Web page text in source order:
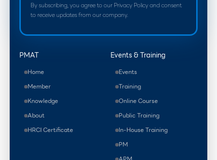
By subscribing, you agree to our Privacy Policy and consent
to receive updates from our company.
PMAT
Home
Member
Knowledge
About
HRCI Certificate
Events & Training
Events
Training
Online Course
Public Training
In-House Training
PM